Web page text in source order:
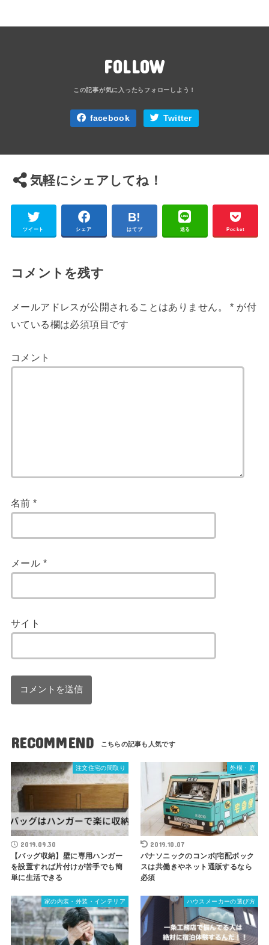
FOLLOW
facebook Twitter
気軽にシェアしてね！
ツイート シェア はてブ 送る Pocket
コメントを残す
メールアドレスが公開されることはありません。 * が付
いている欄は必須項目です
コメント
名前*
メール *
サイト
RECOMMEND
注文住宅の間取り
2019.09.30
【バッグ収納】壁に専用ハンガー
を設置すれば片付けが苦手でも簡
単に生活できる
外構・庭
2019.10.07
パナソニックのコンボ|宅配ボック
スは共働きやネット通販するなら
必須
家の内装・外装・インテリア ハウスメーカーの選び方